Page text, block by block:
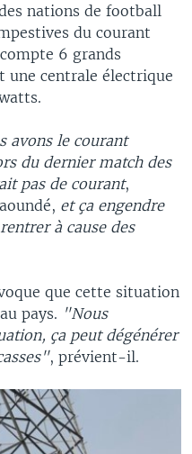
nations de football
du courant
6 grands
une centrale électrique
avons le courant
du dernier match des
pas de courant,
et ça engendre
à cause des
que cette situation
pays. "Nous
ça peut dégénérer
, prévient-il.